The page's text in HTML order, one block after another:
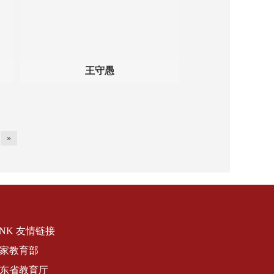
王守愚
»
友情链接
教育部
省教育厅